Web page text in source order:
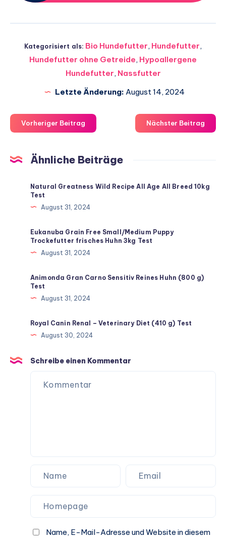
Kategorisiert als: Bio Hundefutter, Hundefutter,
Hundefutter ohne Getreide, Hypoallergene
Hundefutter, Nassfutter
Letzte Änderung: August 14, 2024
Vorheriger Beitrag Nächster Beitrag
Ähnliche Beiträge
Natural Greatness Wild Recipe All Age All Breed 10kg
Test
August 31, 2024
Eukanuba Grain Free Small/Medium Puppy
Trockefutter frisches Huhn 3kg Test
August 31, 2024
Animonda Gran Carno Sensitiv Reines Huhn (800 g)
Test
August 31, 2024
Royal Canin Renal – Veterinary Diet (410 g) Test
August 30, 2024
Schreibe einen Kommentar
Name, E-Mail-Adresse und Website in diesem